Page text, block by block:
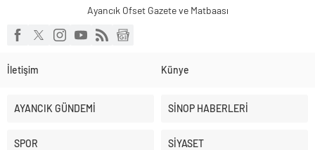
Ayancık Ofset Gazete ve Matbaası
İletişim Künye
AYANCIK GÜNDEMİ SİNOP HABERLERİ
SPOR SİYASET